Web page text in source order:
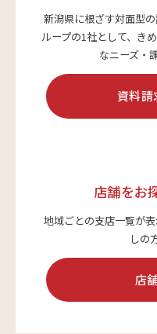
新潟県に根ざす対面型
ループの1社として、 き
なニーズ・
資料請
店舗をお
地域ごとの支店一覧が表
しの
店